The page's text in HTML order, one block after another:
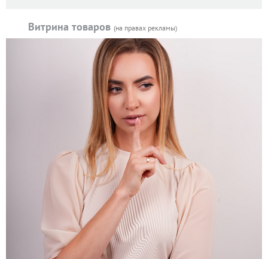
Витрина товаров (на правах рекламы)